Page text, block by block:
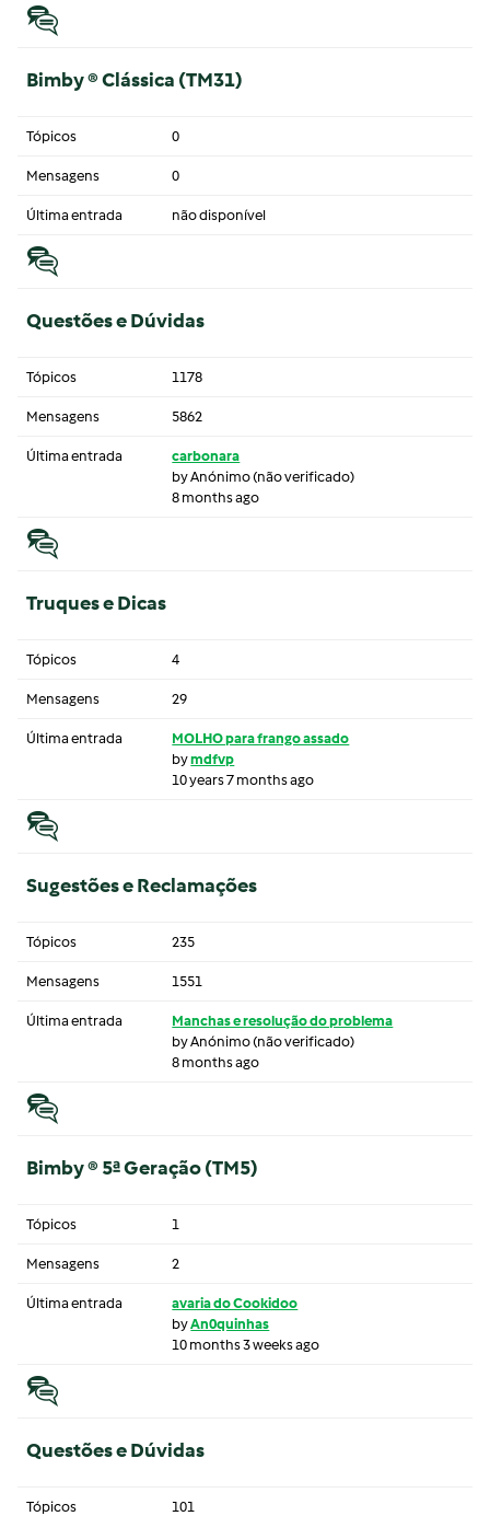
Bimby ® Clássica (TM31)
Tópicos 0
Mensagens 0
Última entrada não disponível
Questões e Dúvidas
Tópicos 1178
Mensagens 5862
Última entrada
carbonara
byAnónimo (não verificado)
8 months ago
Truques e Dicas
Tópicos 4
Mensagens 29
Última entrada
MOLHO para frango assado
bymdfvp
10 years 7 months ago
Sugestões e Reclamações
Tópicos 235
Mensagens 1551
Última entrada
Manchas e resolução do problema
byAnónimo (não verificado)
8 months ago
Bimby ® 5ª Geração (TM5)
Tópicos 1
Mensagens 2
Última entrada
avaria do Cookidoo
byAn0quinhas
10 months 3 weeks ago
Questões e Dúvidas
Tópicos 101